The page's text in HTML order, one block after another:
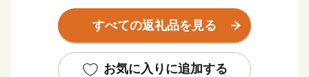
関空によるインパクトを最大限に活用し、世界と日本を
結ぶ玄関都市として、21世紀にふさわしい国際都市をめ
すべての返礼品を見る
お気に入りに追加する